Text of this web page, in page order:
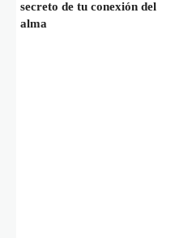
secreto de tu conexión del
alma